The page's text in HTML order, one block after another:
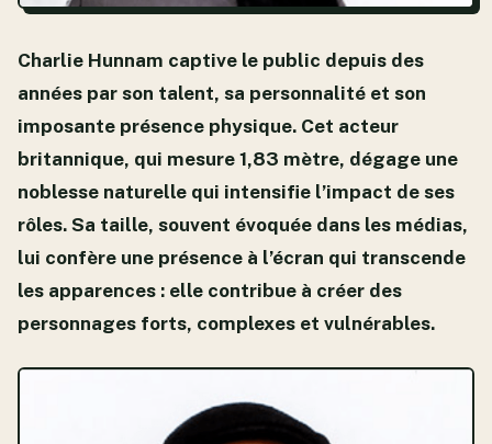
Charlie Hunnam captive le public depuis des
années par son talent, sa personnalité et son
imposante présence physique. Cet acteur
britannique, qui mesure 1,83 mètre, dégage une
noblesse naturelle qui intensifie l’impact de ses
rôles. Sa taille, souvent évoquée dans les médias,
lui confère une présence à l’écran qui transcende
les apparences : elle contribue à créer des
personnages forts, complexes et vulnérables.